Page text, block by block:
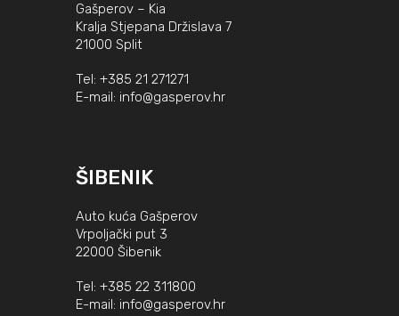
Gašperov – Kia
Kralja Stjepana Držislava 7
21000 Split
Tel: +385 21 271271
E-mail: info@gasperov.hr
ŠIBENIK
Auto kuća Gašperov
Vrpoljački put 3
22000 Šibenik
Tel: +385 22 311800
E-mail: info@gasperov.hr